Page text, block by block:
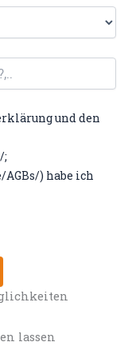
und den
;
) habe ich